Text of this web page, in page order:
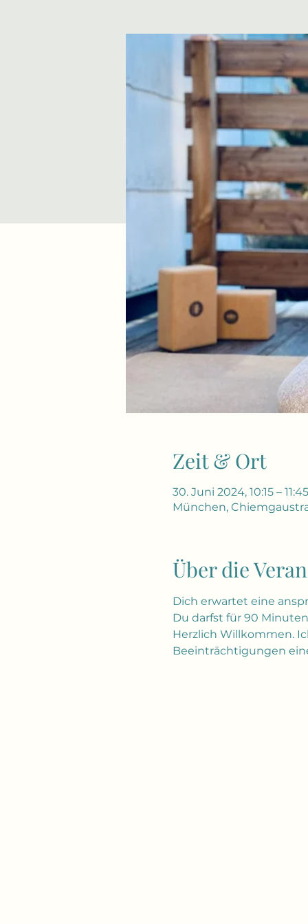
Zeit & Ort
30. Juni 2024, 10:15 – 11:45
München,
Über die
Dich erwartet eine
Du darfst für 90
Herzlich Willkommen.
Beeinträchtigungen